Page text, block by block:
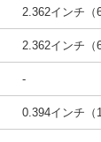
2.362インチ（
2.362インチ（
-
0.394インチ（